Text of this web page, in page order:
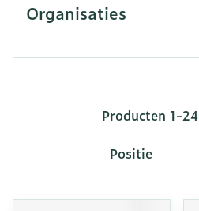
Organisaties
Producten 1-24
Sorteer op: